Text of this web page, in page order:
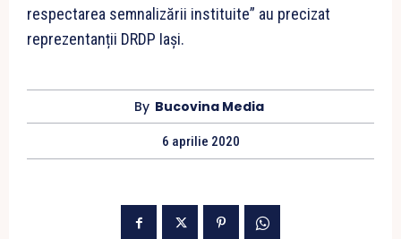
respectarea semnalizării instituite” au precizat
reprezentanții DRDP Iași.
By Bucovina Media
6 aprilie 2020